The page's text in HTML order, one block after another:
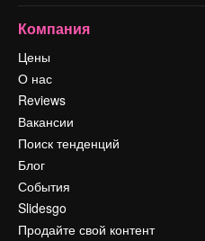
Компания
Цены
О нас
Reviews
Вакансии
Поиск тенденций
Блог
События
Slidesgo
Продайте свой контент